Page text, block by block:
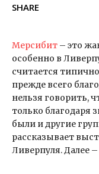
SHARE
Мерсибит – это
особенно в
считается
прежде всего
нельзя говорить,
только благодаря
были и другие
рассказывает
Ливерпуля. Далее